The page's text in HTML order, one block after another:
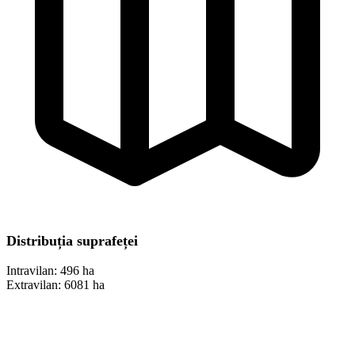
Distribuția suprafeței
Intravilan: 496 ha
Extravilan: 6081 ha